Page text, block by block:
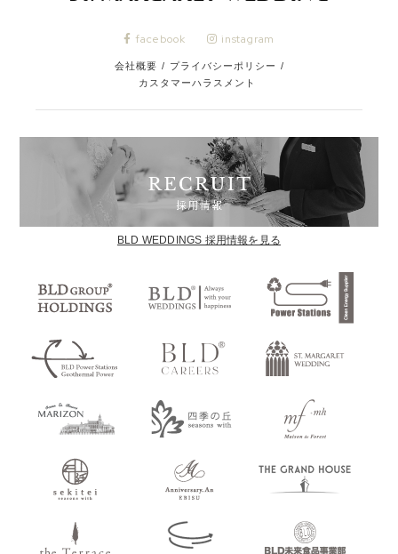
facebook instagram
会社概要 / プライバシーポリシー /
カスタマーハラスメント
BLD WEDDINGS 採用情報を見る